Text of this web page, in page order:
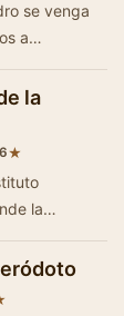
se venga
a
la
★
la